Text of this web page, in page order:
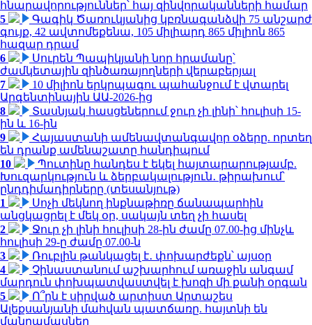
հնարավորություններ՝ հայ զինվորականների համար
5
Գագիկ Ծառուկյանից կբռնագանձվի 75 անշարժ
գույք, 42 ավտոմեքենա, 105 միլիարդ 865 միլիոն 865
հազար դրամ
6
Սուրեն Պապիկյանի նոր հրամանը՝
ժամկետային զինծառայողների վերաբերյալ
7
10 միլիոն երկրպագու պահանջում է վտարել
Արգենտինային ԱԱ-2026-ից
8
Տասնյակ հասցեներում ջուր չի լինի՝ հուլիսի 15-
ին և 16-ին
9
Հայաստանի ամենավտանգավոր օձերը. որտեղ
են դրանք ամենաշատը հանդիպում
10
Պուտինը հանդես է եկել հայտարարությամբ.
Խուզարկություն և ձերբակալություն․ թիրախում՝
ընդդիմադիրները (տեսանյութ)
1
Սոչի մեկնող ինքնաթիռը ճանապարհին
անցկացրել է մեկ օր, սակայն տեղ չի հասել
2
Ջուր չի լինի հուլիսի 28-ին ժամը 07.00-ից մինչև
հուլիսի 29-ը ժամը 07.00-ն
3
Ռուբլին թանկացել է․ փոխարժեքն՝ այսօր
4
Չինաստանում աշխարհում առաջին անգամ
մարդուն փոխպատվաստվել է խոզի մի քանի օրգան
5
Ո՞րն է սիրված արտիստ Արտաշես
Ալեքսանյանի մահվան պատճառը. հայտնի են
մանրամասներ